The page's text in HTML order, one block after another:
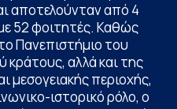
αποτελούνταν από 4
52 φοιτητές. Καθώς
Πανεπιστήμιο του
κράτους, αλλά και της
μεσογειακής περιοχής,
ιστορικό ρόλο, ο